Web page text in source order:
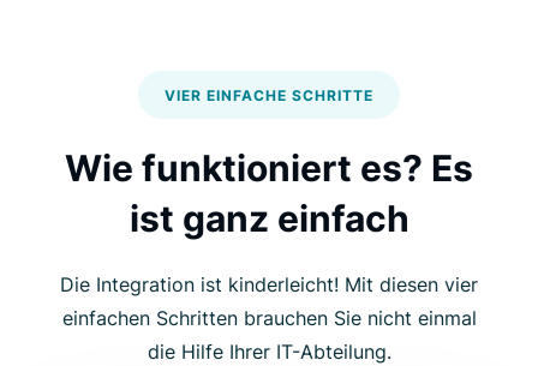
VIER EINFACHE SCHRITTE
Wie funktioniert es? Es
ist ganz einfach
Die Integration ist kinderleicht! Mit diesen vier
einfachen Schritten brauchen Sie nicht einmal
die Hilfe Ihrer IT-Abteilung.